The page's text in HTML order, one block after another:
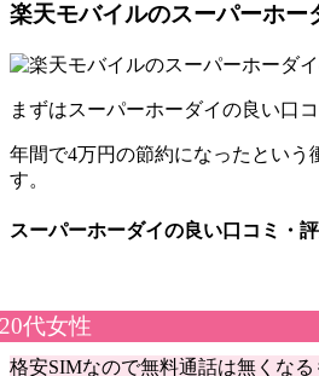
楽天モバイルのスーパーホー
まずはスーパーホーダイの良い口
年間で4万円の節約になったという
す。
スーパーホーダイの良い口コミ・
20代女性
格安SIMなので無料通話は無くな